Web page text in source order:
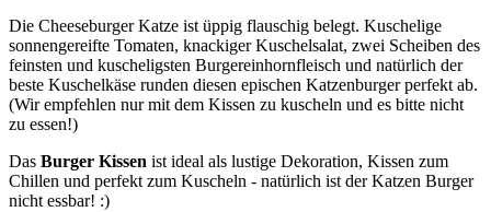
Die Cheeseburger Katze ist üppig flauschig belegt. Kuschelige
sonnengereifte Tomaten, knackiger Kuschelsalat, zwei Scheiben des
feinsten und kuscheligsten Burgereinhornfleisch und natürlich der
beste Kuschelkäse runden diesen epischen Katzenburger perfekt ab.
(Wir empfehlen nur mit dem Kissen zu kuscheln und es bitte nicht
zu essen!)
Das Burger Kissen ist ideal als lustige Dekoration, Kissen zum
Chillen und perfekt zum Kuscheln - natürlich ist der Katzen Burger
nicht essbar! :)